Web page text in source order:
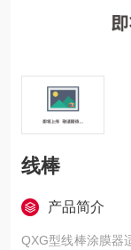
线棒
产品简介
QXG型线棒涂膜器